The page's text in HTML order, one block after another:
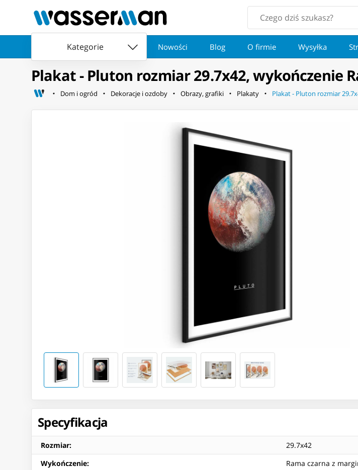
Kategorie Nowości Blog O firmie Wysyłka
Plakat - Pluton rozmiar 29.7x42, wykończenie
Dom i ogród Dekoracje i ozdoby Obrazy, grafiki Plakaty Plakat - Pluton rozmiar
Specyfikacja
Rozmiar:
29.7x42
Wykończenie:
Rama czarna z